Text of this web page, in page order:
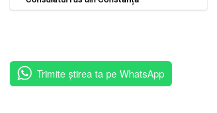
Trimite știrea ta pe WhatsApp